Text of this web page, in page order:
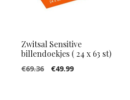
Zwitsal Sensitive
billendoekjes ( 24 x 63 st)
€69.36 €49.99